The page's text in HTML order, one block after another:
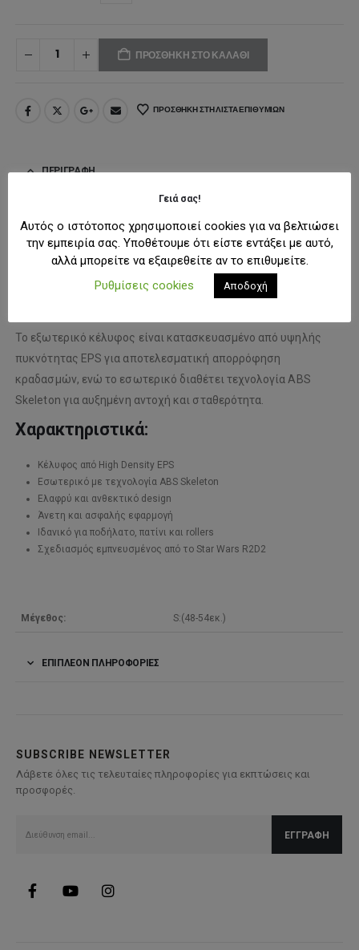
ΠΡΟΣΘΉΚΗ ΣΤΟ ΚΑΛΆΘΙ
ΠΡΟΣΘΉΚΗ ΣΤΗ ΛΊΣΤΑ ΕΠΙΘΥΜΙΏΝ
ΠΕΡΙΓΡΑΦΉ
Το παιδικό κράνοςStar Wars R2D2συνδυάζει μοναδικό
σχεδιασμό εμπνευσμένο από τον αγαπημένο χαρακτήρα του
Star Wars με υψηλά επίπεδα προστασίας και άνεσης. Είναι
ιδανικό για ποδήλατο, πατίνι και rollers, προσφέροντας
Το εξωτερικό κέλυφος είναι κατασκευασμένο από υψηλής
πυκνότητας EPS για αποτελεσματική απορρόφηση
κραδασμών, ενώ το εσωτερικό διαθέτει τεχνολογία ABS
Skeleton για αυξημένη αντοχή και σταθερότητα.
Χαρακτηριστικά:
Κέλυφος από High Density EPS
Εσωτερικό με τεχνολογία ABS Skeleton
Ελαφρύ και ανθεκτικό design
Άνετη και ασφαλής εφαρμογή
Ιδανικό για ποδήλατο, πατίνι και rollers
Σχεδιασμός εμπνευσμένος από το Star Wars R2D2
Μέγεθος: S:(48-54εκ.)
ΕΠΙΠΛΈΟΝ ΠΛΗΡΟΦΟΡΊΕΣ
SUBSCRIBE NEWSLETTER
Λάβετε όλες τις τελευταίες πληροφορίες για εκπτώσεις και
προσφορές.
Γειά σας!
Αυτός ο ιστότοπος χρησιμοποιεί cookies για να βελτιώσει
την εμπειρία σας. Υποθέτουμε ότι είστε εντάξει με αυτό,
αλλά μπορείτε να εξαιρεθείτε αν το επιθυμείτε.
Ρυθμίσεις cookies
Αποδοχή